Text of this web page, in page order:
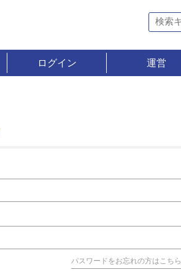
ログイン 運営
パスワードをお忘れの方はこちら